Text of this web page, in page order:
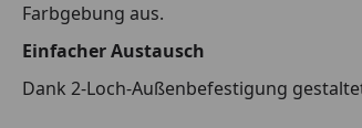
Farbgebung aus.
Einfacher Austausch
Dank 2-Loch-Außenbefestigung